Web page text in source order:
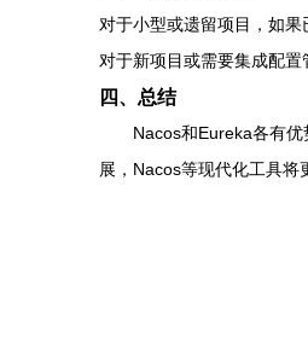
对于小型或遗留项目，如
对于新项目或需要集成配
四、总结
Nacos和Eureka各有
展，Nacos等现代化工具将